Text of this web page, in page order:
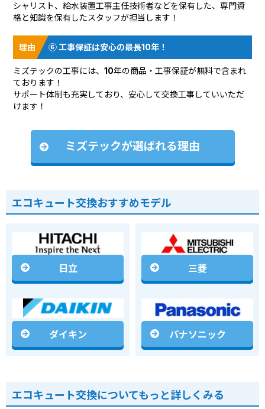
シャリスト、給水装置工事主任技術者などを保有した、専門資
格と知識を保有したスタッフが担当します！
⑥ 工事保証は安心の最長10年！
ミズテックの工事には、10年の商品・工事保証が無料で含まれ
ております！
サポート体制も充実しており、安心して交換工事していいただ
けます！
ミズテックが選ばれる理由
エコキュート交換おすすめモデル
日立 三菱
ダイキン パナソニック
エコキュート交換についてもっと詳しくみる